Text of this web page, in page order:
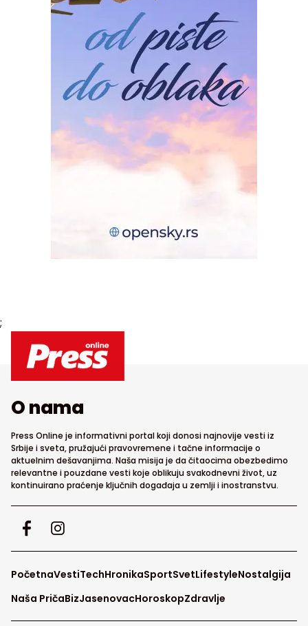
;
O nama
Press Online je informativni portal koji donosi najnovije vesti iz
Srbije i sveta, pružajući pravovremene i tačne informacije o
aktuelnim dešavanjima. Naša misija je da čitaocima obezbedimo
relevantne i pouzdane vesti koje oblikuju svakodnevni život, uz
kontinuirano praćenje ključnih događaja u zemlji i inostranstvu.
PočetnaVestiTechHronikaSportSvetLifestyleNostalgija
Naša PričaBizJasenovacHoroskopZdravlje